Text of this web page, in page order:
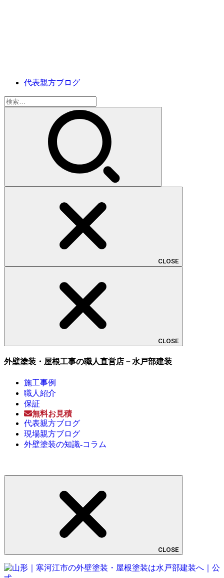
代表親方ブログ
検
索:
CLOSE
CLOSE
外壁塗装・屋根工事の職人直営店－水戸部建装
施工事例
職人紹介
保証
無料お見積
代表親方ブログ
現場親方ブログ
外壁塗装の知識-コラム
CLOSE